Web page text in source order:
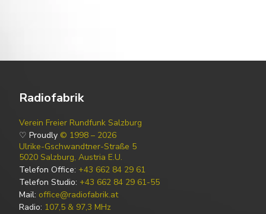
Radiofabrik
Verein Freier Rundfunk Salzburg
♡ Proudly © 1998 – 2026
Ulrike-Gschwandtner-Straße 5
5020 Salzburg, Austria E.U.
Telefon Office: +43 662 84 29 61
Telefon Studio: +43 662 84 29 61-55
Mail: office@radiofabrik.at
Radio: 107,5 & 97,3 MHz